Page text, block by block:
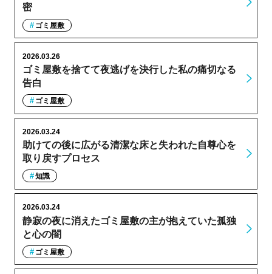
密
ゴミ屋敷
ゴミ屋敷を捨てて夜逃げを決行した私の痛切なる
告白
2026.03.26
ゴミ屋敷
助けての後に広がる清潔な床と失われた自尊心を
取り戻すプロセス
2026.03.24
知識
静寂の夜に消えたゴミ屋敷の主が抱えていた孤独
と心の闇
2026.03.24
ゴミ屋敷